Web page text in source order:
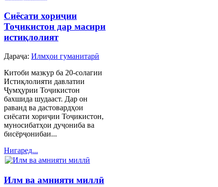
Cиёсати хориҷии
Тоҷикистон дар масири
истиқлолият
Дараҷа: Илмҳои гуманитарӣ
Китоби мазкур ба 20-солагии
Истиқлолияти давлатии
Ҷумҳурии Тоҷикистон
бахшида шудааст. Дар он
раванд ва дастовардҳои
сиёсати хориҷии Тоҷикистон,
муносибатҳои дуҷониба ва
бисёрҷонибаи...
Нигаред...
Илм ва амнияти миллӣ